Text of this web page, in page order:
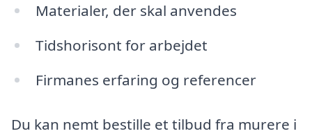
Materialer, der skal anvendes
Tidshorisont for arbejdet
Firmanes erfaring og referencer
Du kan nemt bestille et tilbud fra murere i